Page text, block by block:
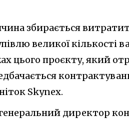
збирається
великої кількості
цього проєкту, який
Skynex.
директор